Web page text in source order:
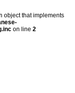
object that implements
on line 2